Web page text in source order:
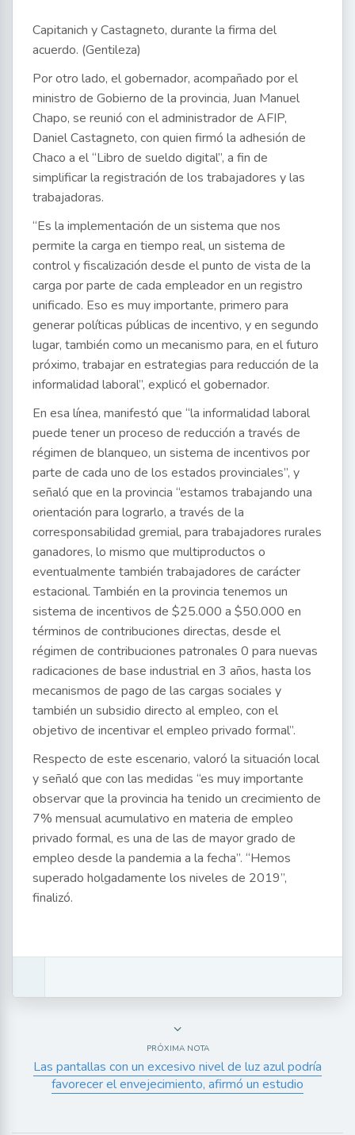
Capitanich y Castagneto, durante la firma del
acuerdo. (Gentileza)
Por otro lado, el gobernador, acompañado por el
ministro de Gobierno de la provincia, Juan Manuel
Chapo, se reunió con el administrador de AFIP,
Daniel Castagneto, con quien firmó la adhesión de
Chaco a el “Libro de sueldo digital”, a fin de
simplificar la registración de los trabajadores y las
trabajadoras.
“Es la implementación de un sistema que nos
permite la carga en tiempo real, un sistema de
control y fiscalización desde el punto de vista de la
carga por parte de cada empleador en un registro
unificado. Eso es muy importante, primero para
generar políticas públicas de incentivo, y en segundo
lugar, también como un mecanismo para, en el futuro
próximo, trabajar en estrategias para reducción de la
informalidad laboral”, explicó el gobernador.
En esa línea, manifestó que “la informalidad laboral
puede tener un proceso de reducción a través de
régimen de blanqueo, un sistema de incentivos por
parte de cada uno de los estados provinciales”, y
señaló que en la provincia “estamos trabajando una
orientación para lograrlo, a través de la
corresponsabilidad gremial, para trabajadores rurales
ganadores, lo mismo que multiproductos o
eventualmente también trabajadores de carácter
estacional. También en la provincia tenemos un
sistema de incentivos de $25.000 a $50.000 en
términos de contribuciones directas, desde el
régimen de contribuciones patronales 0 para nuevas
radicaciones de base industrial en 3 años, hasta los
mecanismos de pago de las cargas sociales y
también un subsidio directo al empleo, con el
objetivo de incentivar el empleo privado formal”.
Respecto de este escenario, valoró la situación local
y señaló que con las medidas “es muy importante
observar que la provincia ha tenido un crecimiento de
7% mensual acumulativo en materia de empleo
privado formal, es una de las de mayor grado de
empleo desde la pandemia a la fecha”. “Hemos
superado holgadamente los niveles de 2019”,
finalizó.
PRÓXIMA NOTA
Las pantallas con un excesivo nivel de luz azul podría
favorecer el envejecimiento, afirmó un estudio